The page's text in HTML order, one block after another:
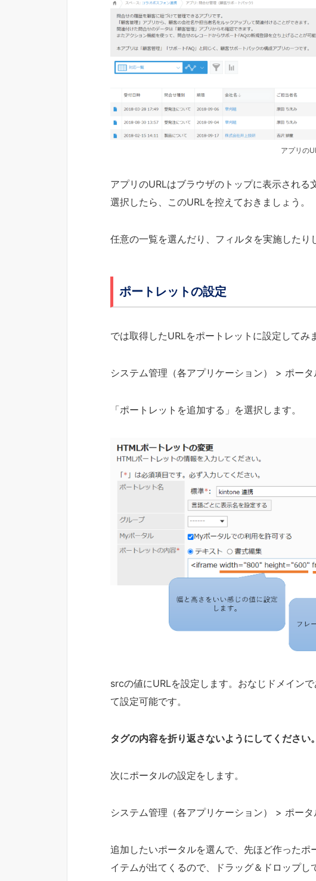
アプリの
アプリのURLはブラウザのトップに表示され
選択したら、このURLを控えておきましょう。
任意の一覧を選んだり、フィルタを実施したり
ポートレットの設定
では取得したURLをポートレットに設定してみ
システム管理（各アプリケーション） > ポー
「ポートレットを追加する」を選択します。
srcの値にURLを設定します。おなじドメイン
て設定可能です。
タグの内容を折り返さないようにしてください。
次にポータルの設定をします。
システム管理（各アプリケーション） > ポー
追加したいポータルを選んで、先ほど作った
イテムが出てくるので、ドラッグ＆ドロップし